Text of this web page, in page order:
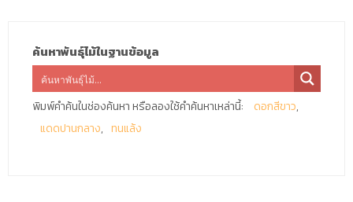
ค้นหาพันธุ์ไม้ในฐานข้อมูล
พิมพ์คำค้นในช่องค้นหา หรือลองใช้คำค้นหาเหล่านี้:
ดอกสีขาว
แดดปานกลาง
ทนแล้ง